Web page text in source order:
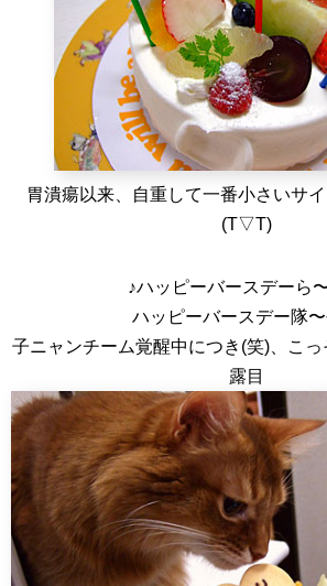
胃潰瘍以来、自重して一番小さいサ
(T▽T)
♪ハッピーバースデーら
ハッピーバースデー隊
子ニャンチーム覚醒中につき(笑)、こ
露目